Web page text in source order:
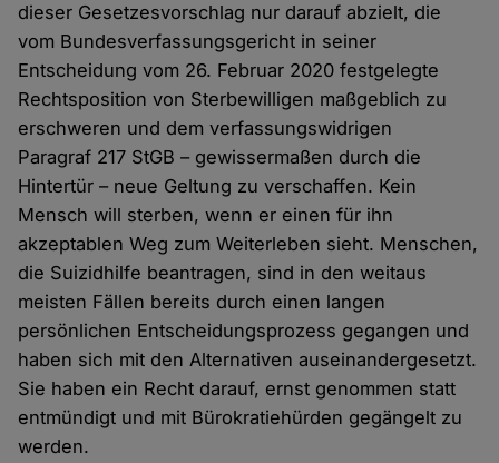
dieser Gesetzesvorschlag nur darauf abzielt, die
vom Bundesverfassungsgericht in seiner
Entscheidung vom 26. Februar 2020 festgelegte
Rechtsposition von Sterbewilligen maßgeblich zu
erschweren und dem verfassungswidrigen
Paragraf 217 StGB – gewissermaßen durch die
Hintertür – neue Geltung zu verschaffen. Kein
Mensch will sterben, wenn er einen für ihn
akzeptablen Weg zum Weiterleben sieht. Menschen,
die Suizidhilfe beantragen, sind in den weitaus
meisten Fällen bereits durch einen langen
persönlichen Entscheidungsprozess gegangen und
haben sich mit den Alternativen auseinandergesetzt.
Sie haben ein Recht darauf, ernst genommen statt
entmündigt und mit Bürokratiehürden gegängelt zu
werden.